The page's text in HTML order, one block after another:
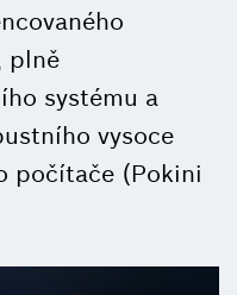
plně
systému a
vysoce
počítače (Pokini